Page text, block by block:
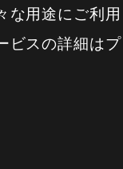
用途にご利
スの詳細は